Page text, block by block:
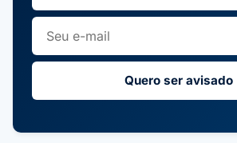
Quero ser avisado